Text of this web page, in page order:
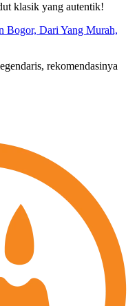
klasik yang autentik!
Bogor, Dari Yang Murah,
rekomendasinya